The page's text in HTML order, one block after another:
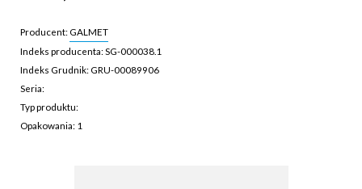
Producent: GALMET
Indeks producenta: SG-000038.1
Indeks Grudnik: GRU-00089906
Seria:
Typ produktu:
Opakowania: 1